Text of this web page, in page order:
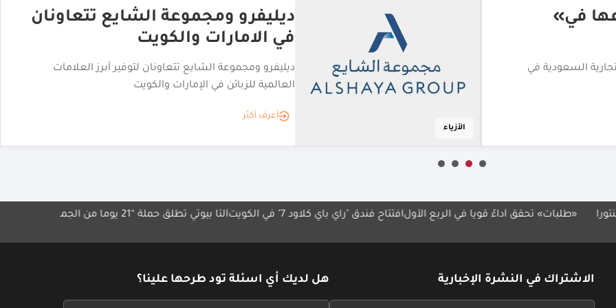
مطاعم
مطعم "جونتوس" يعزز حضوره
بافتتاح فرع جديد بالكويت
المأكولات والمشروبات بافتتاح المطعم في فندق "راي باي
تتعاونان
أبرز العلامات
تحقق أداءً قوياً في الربع الأول افتتاح فندق "راي باي كلاود 7" في الكويت ألتا بيوتي تطلق حملة “21 يوماً من الجمال
برنامج مكافآت أورا
الاشتراك في النشرة الإخبارية هل لديك أي اسئلة تود طرحها علينا؟